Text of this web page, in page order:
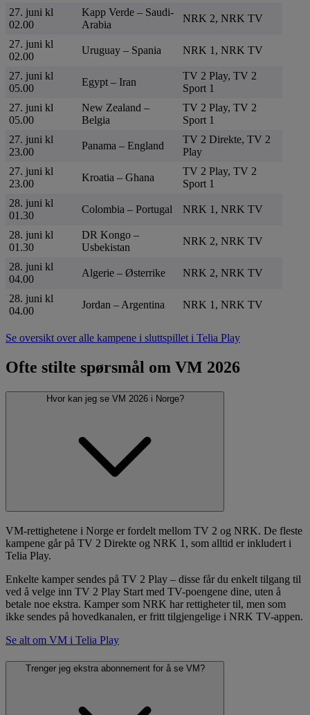
27. juni kl
02.00
Kapp Verde – Saudi-
Arabia
NRK 2, NRK TV
27. juni kl
02.00
Uruguay – Spania NRK 1, NRK TV
27. juni kl
05.00
Egypt – Iran
TV 2 Play, TV 2
Sport 1
27. juni kl
05.00
New Zealand –
Belgia
TV 2 Play, TV 2
Sport 1
27. juni kl
23.00
Panama – England
TV 2 Direkte, TV 2
Play
27. juni kl
23.00
Kroatia – Ghana
TV 2 Play, TV 2
Sport 1
28. juni kl
01.30
Colombia – Portugal NRK 1, NRK TV
28. juni kl
01.30
DR Kongo –
Usbekistan
NRK 2, NRK TV
28. juni kl
04.00
Algerie – Østerrike NRK 2, NRK TV
28. juni kl
04.00
Jordan – Argentina NRK 1, NRK TV
Se oversikt over alle kampene i sluttspillet i Telia Play
Ofte stilte spørsmål om VM 2026
Hvor kan jeg se VM 2026 i Norge?
VM-rettighetene i Norge er fordelt mellom TV 2 og NRK. De fleste
kampene går på TV 2 Direkte og NRK 1, som alltid er inkludert i
Telia Play.
Enkelte kamper sendes på TV 2 Play – disse får du enkelt tilgang til
ved å velge inn TV 2 Play Start med TV-poengene dine, uten å
betale noe ekstra. Kamper som NRK har rettigheter til, men som
ikke sendes på hovedkanalen, er fritt tilgjengelige i NRK TV-appen.
Se alt om VM i Telia Play
Trenger jeg ekstra abonnement for å se VM?